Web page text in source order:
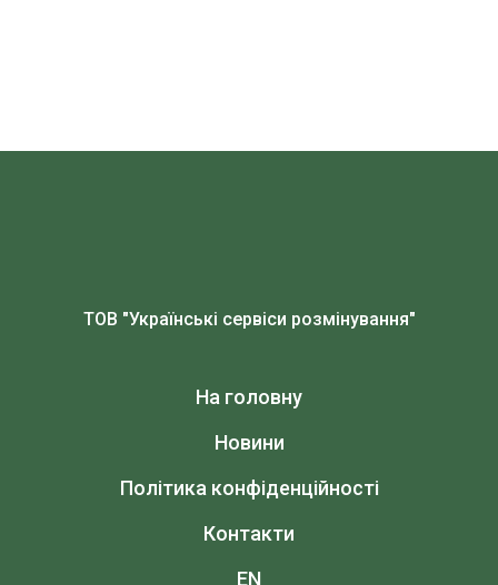
ТОВ "Українські сервіси розмінування"
На головну
Новини
Політика конфіденційності
Контакти
EN